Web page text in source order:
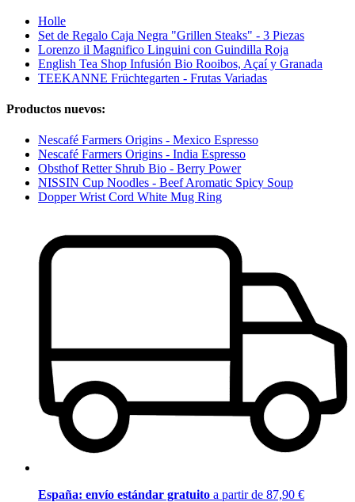
Holle
Set de Regalo Caja Negra "Grillen Steaks" - 3 Piezas
Lorenzo il Magnifico Linguini con Guindilla Roja
English Tea Shop Infusión Bio Rooibos, Açaí y Granada
TEEKANNE Früchtegarten - Frutas Variadas
Productos nuevos:
Nescafé Farmers Origins - Mexico Espresso
Nescafé Farmers Origins - India Espresso
Obsthof Retter Shrub Bio - Berry Power
NISSIN Cup Noodles - Beef Aromatic Spicy Soup
Dopper Wrist Cord White Mug Ring
España: envío estándar gratuito a partir de 87,90 €